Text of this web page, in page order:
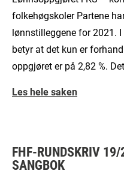
folkehøgskoler Partene
lønnstilleggene for 2021.
betyr at det kun er
oppgjøret er på 2,82 %.
Les hele saken
FHF-RUNDSKRIV
SANGBOK